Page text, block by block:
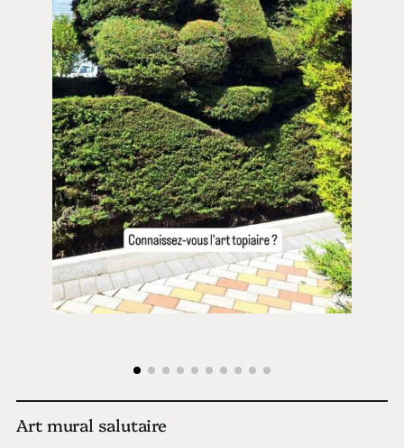
Art mural salutaire